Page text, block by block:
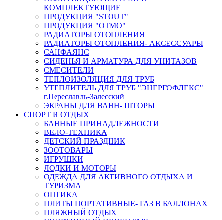
КОМПЛЕКТУЮЩИЕ
ПРОДУКЦИЯ "STOUT"
ПРОДУКЦИЯ "ОТМО"
РАДИАТОРЫ ОТОПЛЕНИЯ
РАДИАТОРЫ ОТОПЛЕНИЯ- АКСЕССУАРЫ
САНФАЯНС
СИДЕНЬЯ И АРМАТУРА ДЛЯ УНИТАЗОВ
СМЕСИТЕЛИ
ТЕПЛОИЗОЛЯЦИЯ ДЛЯ ТРУБ
УТЕПЛИТЕЛЬ ДЛЯ ТРУБ "ЭНЕРГОФЛЕКС"
г.Переславль-Залесский
ЭКРАНЫ ДЛЯ ВАНН- ШТОРЫ
СПОРТ И ОТДЫХ
БАННЫЕ ПРИНАДЛЕЖНОСТИ
ВЕЛО-ТЕХНИКА
ДЕТСКИЙ ПРАЗДНИК
ЗООТОВАРЫ
ИГРУШКИ
ЛОДКИ И МОТОРЫ
ОДЕЖДА ДЛЯ АКТИВНОГО ОТДЫХА И
ТУРИЗМА
ОПТИКА
ПЛИТЫ ПОРТАТИВНЫЕ- ГАЗ В БАЛЛОНАХ
ПЛЯЖНЫЙ ОТДЫХ